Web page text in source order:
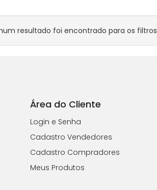
resultado foi encontrado para os
Área do Cliente
Login e Senha
Cadastro Vendedores
Cadastro Compradores
Meus Produtos